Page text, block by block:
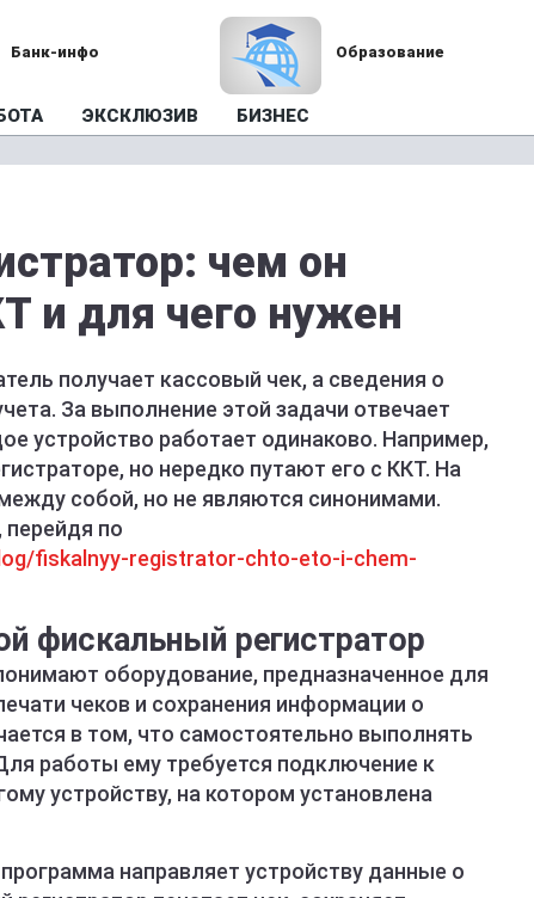
Банк-инфо Образование
ЭКСКЛЮЗИВ БИЗНЕС
чем он
и для чего нужен
получает кассовый чек, а сведения о
За выполнение этой задачи отвечает
устройство работает одинаково. Например,
но нередко путают его с ККТ. На
собой, но не являются синонимами.
по
fiskalnyy-registrator-chto-eto-i-chem-
фискальный регистратор
оборудование, предназначенное для
чеков и сохранения информации о
в том, что самостоятельно выполнять
работы ему требуется подключение к
устройству, на котором установлена
направляет устройству данные о